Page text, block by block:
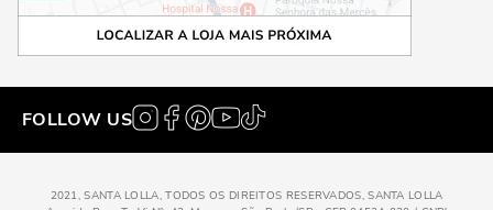
FOLLOW US
2021, SANTA LOLLA, TODOS OS DIREITOS RESERVADOS, SANTA LOLLA